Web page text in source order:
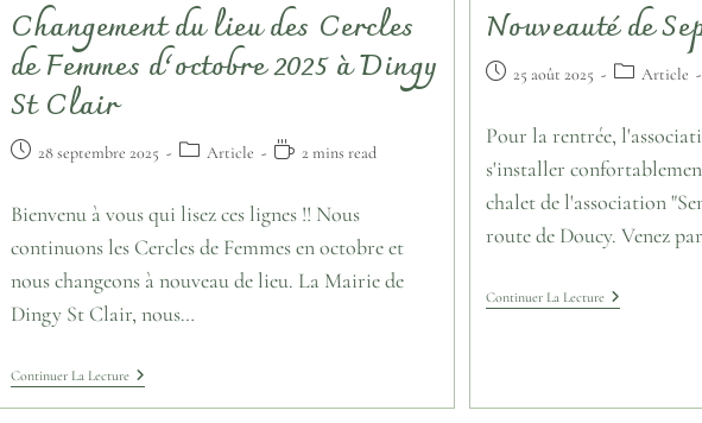
Changement du lieu des Cercles
de Femmes d’octobre 2025 à Dingy
St Clair
28 septembre 2025 Article 2 mins read
Bienvenu à vous qui lisez ces lignes !! Nous
continuons les Cercles de Femmes en octobre et
nous changeons à nouveau de lieu. La Mairie de
Dingy St Clair, nous…
Continuer La Lecture
Nouveauté de
25 août 2025 Article
Pour la rentrée,
s'installer
chalet de l'association
route de Doucy. Venez
Continuer La Lecture